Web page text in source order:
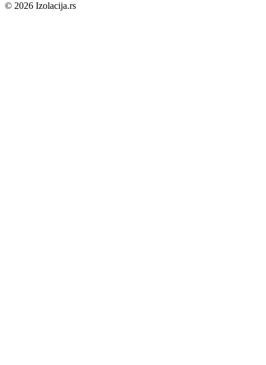
© 2026 Izolacija.rs